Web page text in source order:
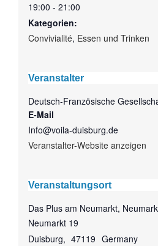
19:00 - 21:00
Kategorien:
Convivialité, Essen und Trinken
Veranstalter
Deutsch-Französische
E-Mail
Info@voila-duisburg.de
Veranstalter-Website anzeigen
Veranstaltungsort
Das Plus am Neumarkt,
Neumarkt 19
Duisburg, 47119 Germany